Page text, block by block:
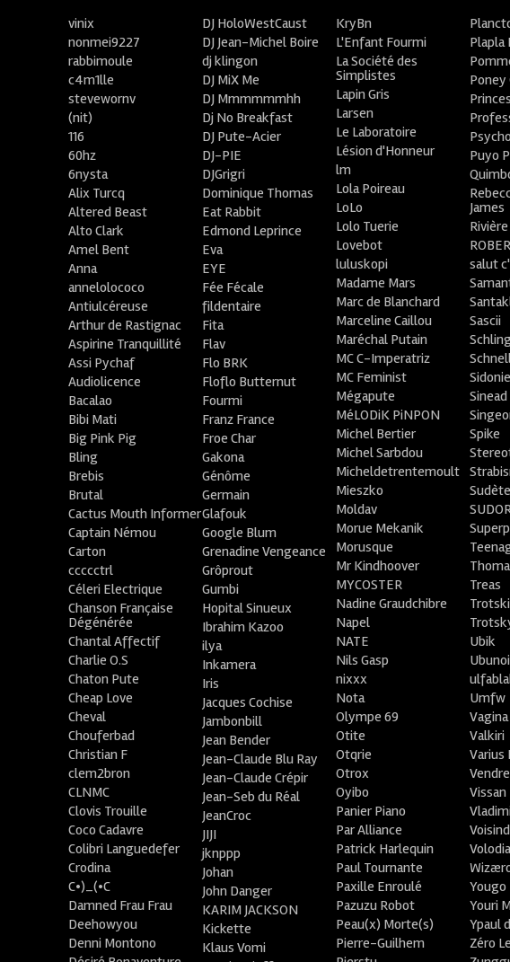
vinix
nonmei9227
rabbimoule
c4m1lle
stevewornv
(nit)
116
60hz
6nysta
Alix Turcq
Altered Beast
Alto Clark
Amel Bent
Anna
annelolococo
Antiulcéreuse
Arthur de Rastignac
Aspirine Tranquillité
Assi Pychaf
Audiolicence
Bacalao
Bibi Mati
Big Pink Pig
Bling
Brebis
Brutal
Cactus Mouth Informer
Captain Némou
Carton
ccccctrl
Céleri Electrique
Chanson Française
Dégénérée
Chantal Affectif
Charlie O.S
Chaton Pute
Cheap Love
Cheval
Chouferbad
Christian F
clem2bron
CLNMC
Clovis Trouille
Coco Cadavre
Colibri Languedefer
Crodina
C•)_(•C
Damned Frau Frau
Deehowyou
Denni Montono
DJ HoloWestCaust
DJ Jean-Michel Boire
dj klingon
DJ MiX Me
DJ Mmmmmmhh
Dj No Breakfast
DJ Pute-Acier
DJ-PIE
DJGrigri
Dominique Thomas
Eat Rabbit
Edmond Leprince
Eva
EYE
Fée Fécale
fildentaire
Fita
Flav
Flo BRK
Floflo Butternut
Fourmi
Franz France
Froe Char
Gakona
Génôme
Germain
Glafouk
Google Blum
Grenadine Vengeance
Grôprout
Gumbi
Hopital Sinueux
Ibrahim Kazoo
ilya
Inkamera
Iris
Jacques Cochise
Jambonbill
Jean Bender
Jean-Claude Blu Ray
Jean-Claude Crépir
Jean-Seb du Réal
JeanCroc
JIJI
jknppp
Johan
John Danger
KARIM JACKSON
Kickette
Klaus Vomi
KryBn
L'Enfant Fourmi
La Société des
Simplistes
Lapin Gris
Larsen
Le Laboratoire
Lésion d'Honneur
lm
Lola Poireau
LoLo
Lolo Tuerie
Lovebot
luluskopi
Madame Mars
Marc de Blanchard
Marceline Caillou
Maréchal Putain
MC C-Imperatriz
MC Feminist
Mégapute
MéLODiK PiNPON
Michel Bertier
Michel Sarbdou
Micheldetrentemoult
Mieszko
Moldav
Morue Mekanik
Morusque
Mr Kindhoover
MYCOSTER
Nadine Graudchibre
Napel
NATE
Nils Gasp
nixxx
Nota
Olympe 69
Otite
Otqrie
Otrox
Oyibo
Panier Piano
Par Alliance
Patrick Harlequin
Paul Tournante
Paxille Enroulé
Pazuzu Robot
Peau(x) Morte(s)
Pierre-Guilhem
Plapla
Poney
Puyo
James
salut
Sascii
Sinead
Spike
Treas
Ubik
Umfw
Valkiri
Varius
Vissan
Yougo
Youri
Ypaul
Zéro